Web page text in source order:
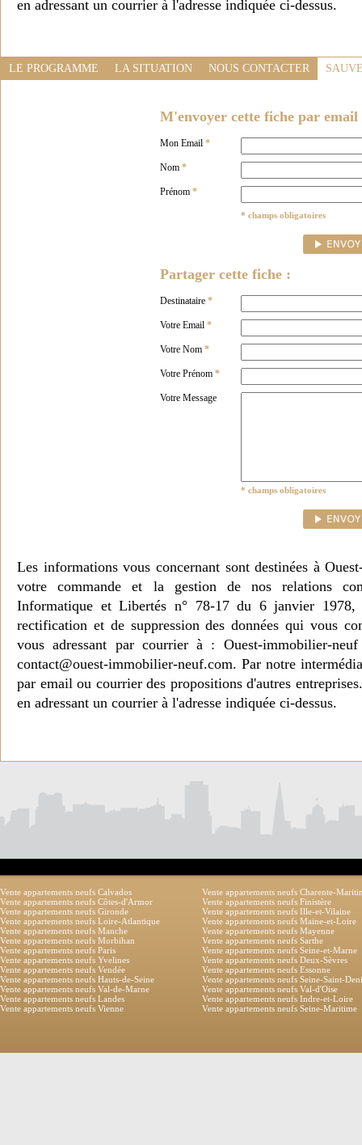
en adressant un courrier à l'adresse indiquée ci-dessus.
LE PROGRAMME LA SITUATION NOUS CONTACTER
M'envoyer cette fiche par email
Mon Email *
Nom *
Prénom *
* champs obligatoires
Partager cette fiche :
Destinataire *
Votre Email *
Votre Nom *
Votre Prénom *
Votre Message
* champs obligatoires
Les informations vous concernant sont destinées à
votre commande et la gestion de nos relations
Informatique et Libertés n° 78-17 du 6 janvier 1978,
rectification et de suppression des données qui vous
vous adressant par courrier à : Ouest-immobilier-
contact@ouest-immobilier-neuf.com. Par notre
par email ou courrier des propositions d'autres
en adressant un courrier à l'adresse indiquée ci-dessus.
Vente appartements neufs Calvados
Vente appartements neufs Charente-
Vente appartements neufs Côtes-d'Armor
Vente appartements neufs Finistère
Vente appartements neufs Gironde
Vente appartements neufs Ille-et-Vilaine
Vente appartements neufs Loire-Atlantique
Vente appartements neufs Maine-et-Loire
Vente appartements neufs Manche
Vente appartements neufs Mayenne
Vente appartements neufs Morbihan
Vente appartements neufs Sarthe
Vente appartements neufs Paris
Vente appartements neufs Seine-et-Marne
Vente appartements neufs Yvelines
Vente appartements neufs Deux-Sèvres
Vente appartements neufs Vendée
Vente appartements neufs Essonne
Vente appartements neufs Hauts-de-Seine
Vente appartements neufs Seine-Saint-
Vente appartements neufs Val-de-Marne
Vente appartements neufs Val-d'Oise
Vente appartements neufs Landes
Vente appartements neufs Indre-et-Loire
Vente appartements neufs Vienne
Vente appartements neufs Seine-Maritime